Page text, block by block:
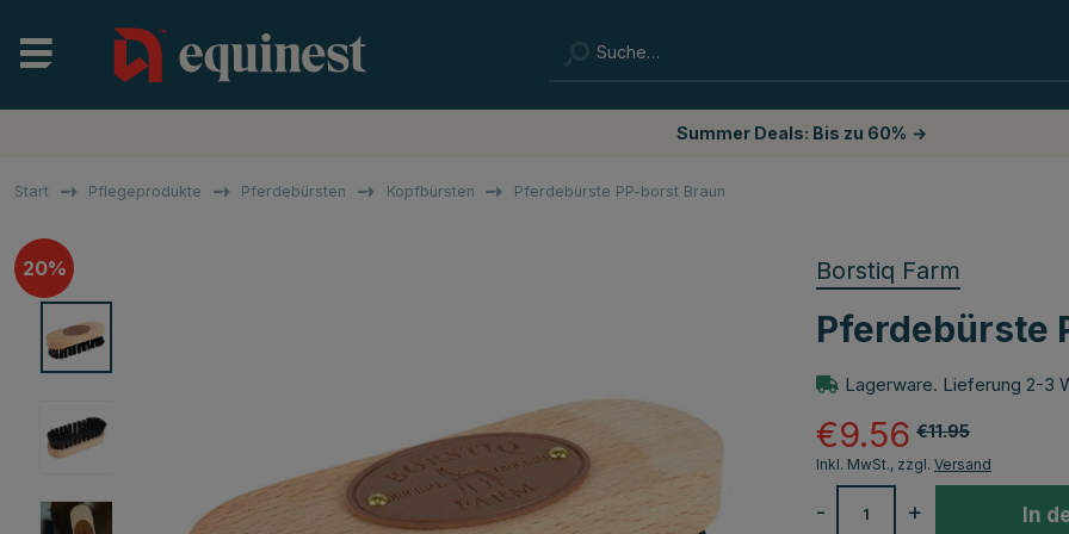
Summer Deals: Bis zu 60% →
Start Pflegeprodukte Pferdebürsten Kopfbürsten Pferdebürste PP-borst Braun
20 Borstiq Farm
Pferdebürste
Lagerware. Lieferung 2-3
€11.95
€9.56
Inkl. MwSt., zzgl. Versand
+
- In